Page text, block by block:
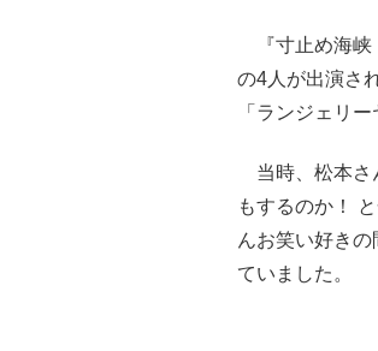
『寸止め海峡
の4人が出演さ
「ランジェリ
当時、松本さ
もするのか！
んお笑い好き
ていました。